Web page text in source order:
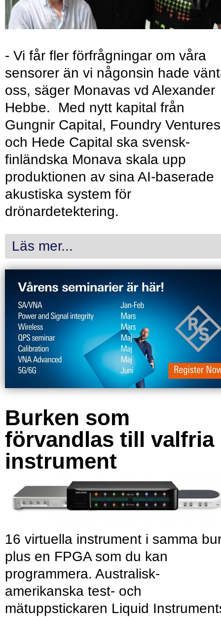
- Vi får fler förfrågningar om våra
sensorer än vi någonsin hade
oss, säger Monavas vd Alexander
Hebbe. Med nytt kapital från
Gungnir Capital, Foundry Ventures
och Hede Capital ska svensk-
finländska Monava skala upp
produktionen av sina AI-baserade
akustiska system för
drönardetektering.
Läs mer...
Burken som
förvandlas till valfria
instrument
16 virtuella instrument i samma
plus en FPGA som du kan
programmera. Australisk-
amerikanska test- och
mätuppstickaren Liquid